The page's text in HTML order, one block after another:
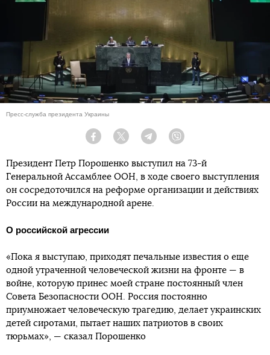
Пресс-служба президента Украины
Facebook Twitter Telegram
Президент Петр Порошенко выступил на 73-й
Генеральной Ассамблее ООН, в ходе своего выступления
он сосредоточился на реформе организации и действиях
России на международной арене.
О российской агрессии
«Пока я выступаю, приходят печальные известия о еще
одной утраченной человеческой жизни на фронте — в
войне, которую принес моей стране постоянный член
Совета Безопасности ООН. Россия постоянно
приумножает человеческую трагедию, делает украинских
детей сиротами, пытает наших патриотов в своих
тюрьмах», — сказал Порошенко